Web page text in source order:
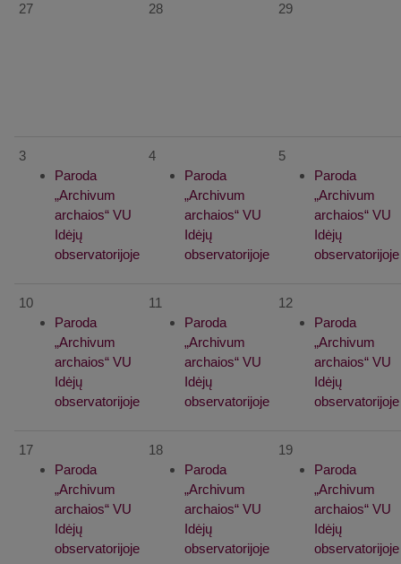
27 28 29
3
Paroda
„Archivum
archaios“ VU
Idėjų
observatorijoje
4
Paroda
„Archivum
archaios“ VU
Idėjų
observatorijoje
5
Paroda
„Archivum
archaios“ VU
Idėjų
observatorijoje
10
Paroda
„Archivum
archaios“ VU
Idėjų
observatorijoje
11
Paroda
„Archivum
archaios“ VU
Idėjų
observatorijoje
12
Paroda
„Archivum
archaios“ VU
Idėjų
observatorijoje
17
Paroda
„Archivum
archaios“ VU
Idėjų
observatorijoje
18
Paroda
„Archivum
archaios“ VU
Idėjų
observatorijoje
19
Paroda
„Archivum
archaios“ VU
Idėjų
observatorijoje